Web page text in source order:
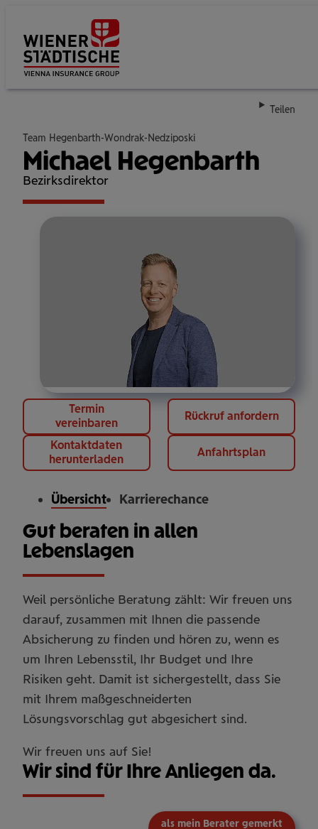
Teilen
Team Hegenbarth-Wondrak-Nedziposki
Michael Hegenbarth
Bezirksdirektor
Termin
vereinbaren
Rückruf anfordern
Kontaktdaten
herunterladen
Anfahrtsplan
Übersicht Karrierechance
Gut beraten in allen
Lebenslagen
Weil persönliche Beratung zählt: Wir freuen uns
darauf, zusammen mit Ihnen die passende
Absicherung zu finden und hören zu, wenn es
um Ihren Lebensstil, Ihr Budget und Ihre
Risiken geht. Damit ist sichergestellt, dass Sie
mit Ihrem maßgeschneiderten
Lösungsvorschlag gut abgesichert sind.
Wir freuen uns auf Sie!
Wir sind für Ihre Anliegen da.
als mein Berater gemerkt